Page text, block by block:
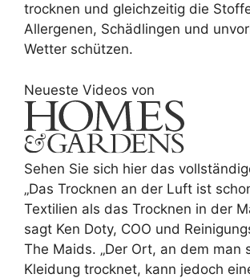
trocknen und gleichzeitig die
Allergenen, Schädlingen und
Wetter schützen.
Neueste Videos von
Sehen Sie sich hier das
„Das Trocknen an der Luft ist
Textilien als das Trocknen in der
sagt Ken Doty, COO und
The Maids. „Der Ort, an dem man
Kleidung trocknet, kann jedoch